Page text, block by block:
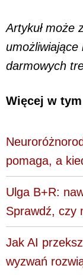
Artykuł może
umożliwiające
darmowych
Więcej w
pomaga, a
Ulga B+R:
Sprawdź, czy
Jak AI
wyzwań